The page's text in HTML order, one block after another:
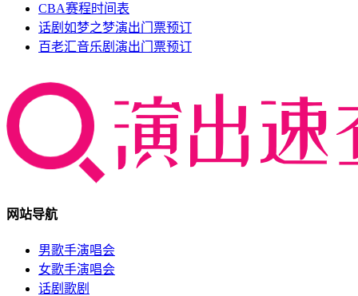
CBA赛程时间表
话剧如梦之梦演出门票预订
百老汇音乐剧演出门票预订
网站导航
男歌手演唱会
女歌手演唱会
话剧歌剧